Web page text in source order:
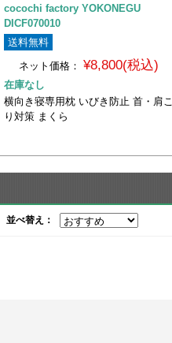
cocochi factory YOKONEGU
DICF070010
送料無料
ネット価格： ¥8,800(税込)
在庫なし
横向き寝専用枕 いびき防止 首・肩こ
り対策 まくら
並べ替え：